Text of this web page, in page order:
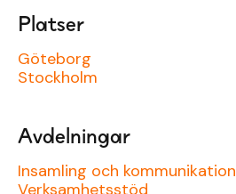
Platser
Göteborg
Stockholm
Avdelningar
Insamling och kommunikation
Verksamhetsstöd